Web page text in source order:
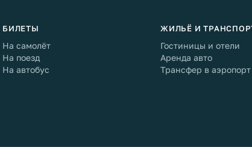
БИЛЕТЫ
На самолёт
На поезд
На автобус
ЖИЛЬЁ И
Гостиницы и отели
Аренда авто
Трансфер в аэропорт